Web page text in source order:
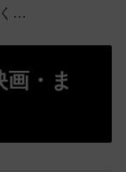
…
・ま